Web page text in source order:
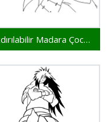
Yazdırılabilir Madara Çocuklar İçin